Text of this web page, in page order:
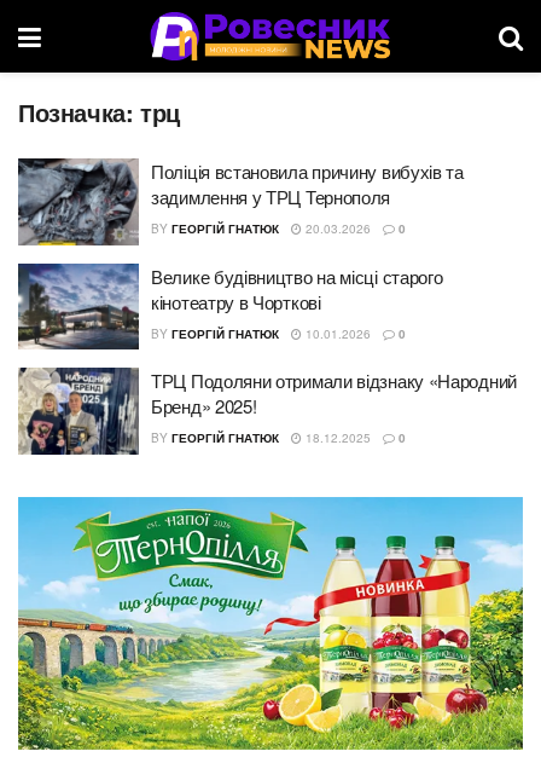
Позначка: трц
Поліція встановила причину вибухів та
задимлення у ТРЦ Тернополя
BY ГЕОРГІЙ ГНАТЮК 20.03.2026 0
Велике будівництво на місці старого
кінотеатру в Чорткові
BY ГЕОРГІЙ ГНАТЮК 10.01.2026 0
ТРЦ Подоляни отримали відзнаку «Народний
Бренд» 2025!
BY ГЕОРГІЙ ГНАТЮК 18.12.2025 0